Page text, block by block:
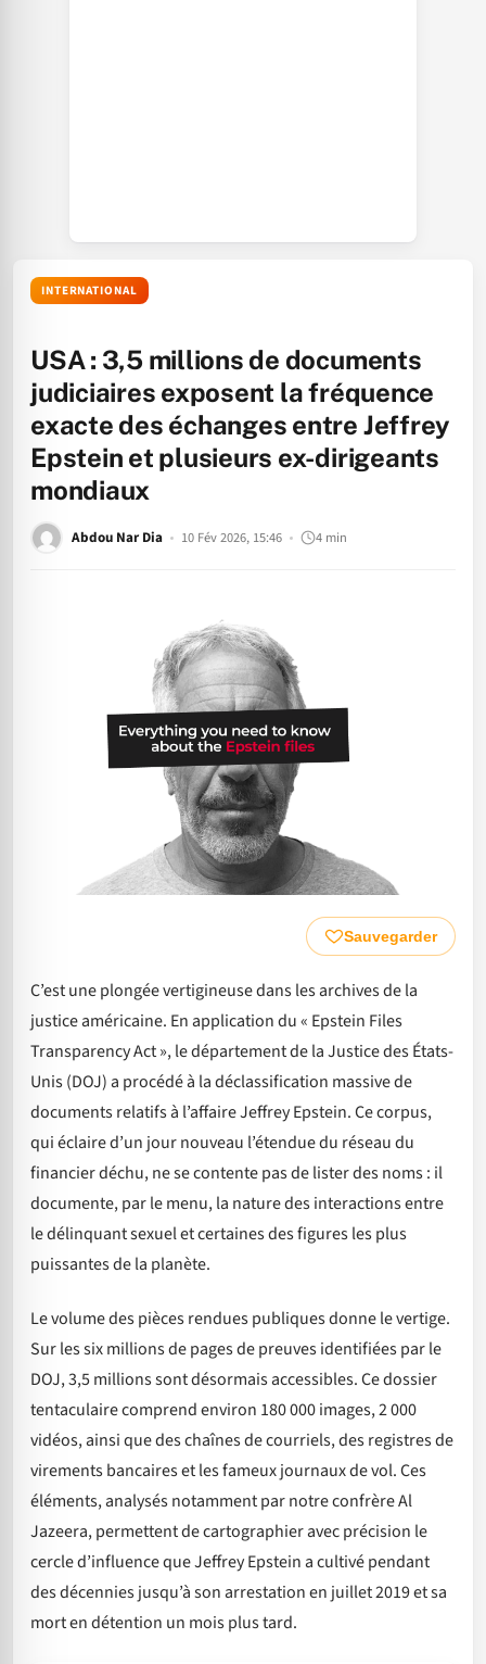
INTERNATIONAL
USA : 3,5 millions de documents
judiciaires exposent la fréquence
exacte des échanges entre Jeffrey
Epstein et plusieurs ex-dirigeants
mondiaux
Abdou Nar Dia 10 Fév 2026, 15:46 4 min
Sauvegarder
C’est une plongée vertigineuse dans les archives de la
justice américaine. En application du « Epstein Files
Transparency Act », le département de la Justice des États-
Unis (DOJ) a procédé à la déclassification massive de
documents relatifs à l’affaire Jeffrey Epstein. Ce corpus,
qui éclaire d’un jour nouveau l’étendue du réseau du
financier déchu, ne se contente pas de lister des noms : il
documente, par le menu, la nature des interactions entre
le délinquant sexuel et certaines des figures les plus
puissantes de la planète.
Le volume des pièces rendues publiques donne le vertige.
Sur les six millions de pages de preuves identifiées par le
DOJ, 3,5 millions sont désormais accessibles. Ce dossier
tentaculaire comprend environ 180 000 images, 2 000
vidéos, ainsi que des chaînes de courriels, des registres de
virements bancaires et les fameux journaux de vol. Ces
éléments, analysés notamment par notre confrère Al
Jazeera, permettent de cartographier avec précision le
cercle d’influence que Jeffrey Epstein a cultivé pendant
des décennies jusqu’à son arrestation en juillet 2019 et sa
mort en détention un mois plus tard.